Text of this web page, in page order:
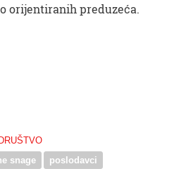
orijentiranih preduzeća.
snage
poslodavci